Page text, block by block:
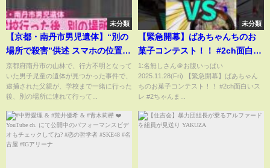
未分類
【京都・南丹市男児遺体】“別の
場所で殺害”供述 スマホの位置情
報が遺体発見に
京都府南丹市の山林で、行方不明となって
いた男子児童の遺体が見つかった事件で、
逮捕された父親が、学校まで一緒に行った
後、別の場所に連れて行って...
未分類
【緊急開幕】ばあちゃんちのお
菓子コンテスト！！ #2ch面白い
スレ #2ちゃんまとめ #2chまと
め #5ch
1:名無しさん＠お腹いっぱい
2025.11.28(Fri) 【緊急開幕】ばあちゃん
ちのお菓子コンテスト！！ #2ch面白いス
レ #2ちゃんま...